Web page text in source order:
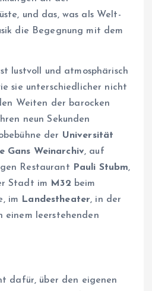
und das, was als Welt-
die Begegnung mit dem
lustvoll und atmosphärisch
sie unterschiedlicher nicht
Weiten der barocken
neun Sekunden
der Universität
Gans Weinarchiv, auf
Restaurant
Pauli Stubm,
Stadt im M32 beim
im
Landestheater, in der
einem leerstehenden
dafür, über den eigenen